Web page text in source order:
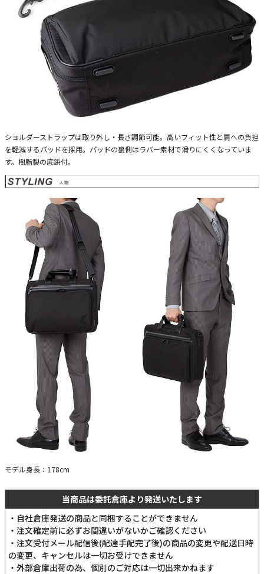
ショルダーストラップは取り外し・長さ調節可能。高いフィット性と肩への負担
を軽減するパッドを採用。パッドの裏側はラバー素材で滑りにくくなっていま
す。樹脂製の底鋲付。
モデル身長：178cm
当商品は委託倉庫より発送いたします
・自社倉庫発送の商品と同梱することができません
・注文確定前に必ずお間違いがないかご確認ください
・注文受付メール配信後(配達手配完了後)の商品の変更や配送日時
の変更、キャンセルは一切お受けできません
・外部倉庫出荷の為、個別のご対応は一切出来かねます